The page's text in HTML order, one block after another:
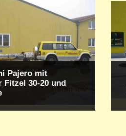
Pajero mit
Fitzel 30-20 und